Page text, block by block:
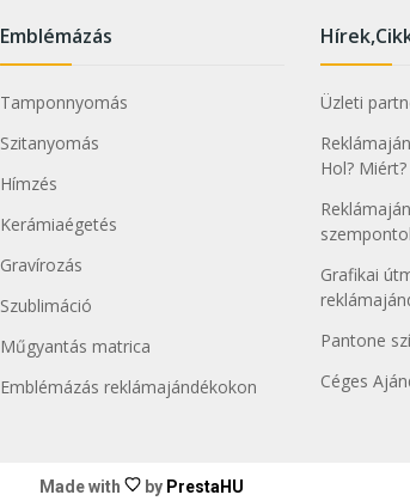
Emblémázás
Tamponnyomás
Szitanyomás
Hímzés
Kerámiaégetés
Gravírozás
Szublimáció
Műgyantás matrica
Emblémázás reklámajándékokon
Üzleti
Hol? Miért?
Grafikai
Pantone
Céges
Made with by PrestaHU